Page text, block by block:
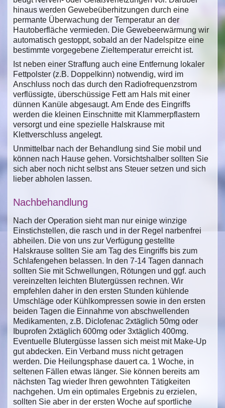
hinaus werden Gewebeüberhitzungen durch eine
permante Überwachung der Temperatur an der
Hautoberfläche vermieden. Die Gewebeerwärmung wir
automatisch gestoppt, sobald an der Nadelspitze eine
bestimmte vorgegebene Zieltemperatur erreicht ist.
Ist neben einer Straffung auch eine Entfernung lokaler
Fettpolster (z.B. Doppelkinn) notwendig, wird im
Anschluss noch das durch den Radiofrequenzstrom
verflüssigte, überschüssige Fett am Hals mit einer
dünnen Kanüle abgesaugt. Am Ende des Eingriffs
werden die kleinen Einschnitte mit Klammerpflastern
versorgt und eine spezielle Halskrause mit
Klettverschluss angelegt.
Unmittelbar nach der Behandlung sind Sie mobil und
können nach Hause gehen. Vorsichtshalber sollten Sie
sich aber noch nicht selbst ans Steuer setzen und sich
lieber abholen lassen.
Nachbehandlung
Nach der Operation sieht man nur einige winzige
Einstichstellen, die rasch und in der Regel narbenfrei
abheilen. Die von uns zur Verfügung gestellte
Halskrause sollten Sie am Tag des Eingriffs bis zum
Schlafengehen belassen. In den 7-14 Tagen dannach
sollten Sie mit Schwellungen, Rötungen und ggf. auch
vereinzelten leichten Blutergüssen rechnen. Wir
empfehlen daher in den ersten Stunden kühlende
Umschläge oder Kühlkompressen sowie in den ersten
beiden Tagen die Einnahme von abschwellenden
Medikamenten, z.B. Diclofenac 2xtäglich 50mg oder
Ibuprofen 2xtäglich 600mg oder 3xtäglich 400mg.
Eventuelle Blutergüsse lassen sich meist mit Make-Up
gut abdecken. Ein Verband muss nicht getragen
werden. Die Heilungsphase dauert ca. 1 Woche, in
seltenen Fällen etwas länger. Sie können bereits am
nächsten Tag wieder Ihren gewohnten Tätigkeiten
nachgehen. Um ein optimales Ergebnis zu erzielen,
sollten Sie aber in der ersten Woche auf sportliche